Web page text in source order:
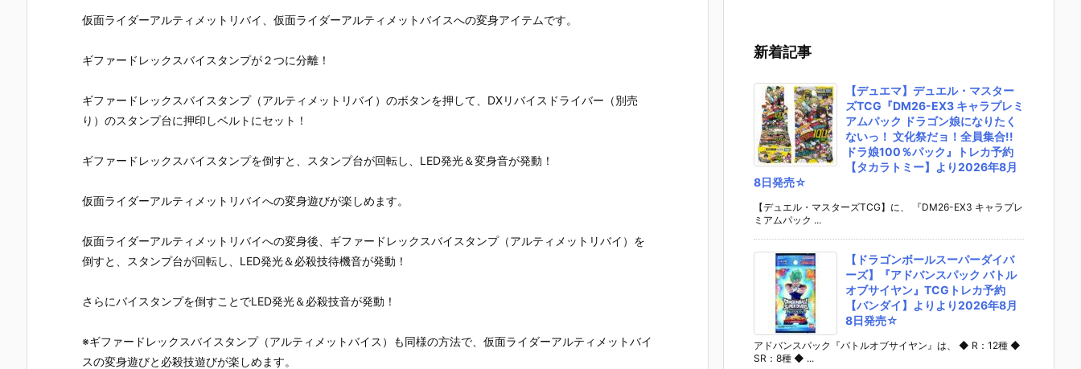
仮面ライダーアルティメットリバイ、仮面ライダーアルティメットバイスへの変身アイテムです。
ギファードレックスバイスタンプが２つに分離！
ギファードレックスバイスタンプ（アルティメットリバイ）のボタンを押して、DXリバイスドライバー（別売
り）のスタンプ台に押印しベルトにセット！
ギファードレックスバイスタンプを倒すと、スタンプ台が回転し、LED発光＆変身音が発動！
仮面ライダーアルティメットリバイへの変身遊びが楽しめます。
仮面ライダーアルティメットリバイへの変身後、ギファードレックスバイスタンプ（アルティメットリバイ）を
倒すと、スタンプ台が回転し、LED発光＆必殺技待機音が発動！
さらにバイスタンプを倒すことでLED発光＆必殺技音が発動！
※ギファードレックスバイスタンプ（アルティメットバイス）も同様の方法で、仮面ライダーアルティメットバイ
スの変身遊びと必殺技遊びが楽しめます。
ット＆キメワ
より2026年7
タロス』変身
【バンダイ】
より2026年7
仮面ライダー
り予約【バン
ダイ】より20
発売☆
（電波人間タ
r.）』可動フ
ィギュア予約
イルカンパニ
ー】2027年5
ム2＆チョコ
7年1月発売予
ットバインダ
8日発売♪
26年11月発売
より2026年1
【バンダイ】
より2026年8
月3日発売♪
【バンダイ】
より2026年7
月25日発売♪
新着記事
【デュエマ】デュエル・マスター
ズTCG『DM26-EX3 キャラプレミ
アムパック ドラゴン娘になりたく
ないっ！ 文化祭だョ！全員集合!!
ドラ娘100％パック』トレカ予約
【タカラトミー】より2026年8月
8日発売☆
【デュエル・マスターズTCG】に、 『DM26-EX3 キャラプレ
ミアムパック ...
【ドラゴンボールスーパーダイバ
ーズ】『アドバンスパック バトル
オブサイヤン』TCGトレカ予約
【バンダイ】よりより2026年8月
8日発売☆
アドバンスパック『バトルオブサイヤン』は、 ◆ R：12種 ◆
SR：8種 ◆ ...